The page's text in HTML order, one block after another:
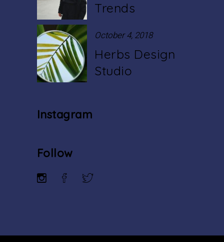
Trends
October 4, 2018
Herbs Design
Studio
Instagram
Follow